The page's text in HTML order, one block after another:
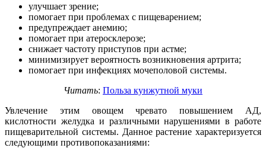
улучшает зрение;
помогает при проблемах с пищеварением;
предупреждает анемию;
помогает при атеросклерозе;
снижает частоту приступов при астме;
минимизирует вероятность возникновения артрита;
помогает при инфекциях мочеполовой системы.
Читать: Польза кунжутной муки
Увлечение этим овощем чревато повышением АД,
кислотности желудка и различными нарушениями в работе
пищеварительной системы. Данное растение характеризуется
следующими противопоказаниями: